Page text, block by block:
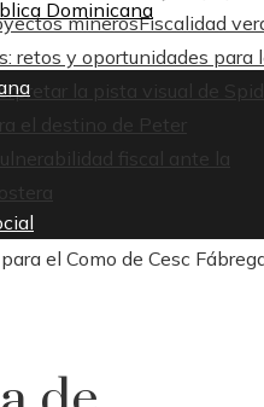
minerosFiscalidad
retos y oportunidades para
la pista visual de
el destino de Peter
fiscal ante la
el Como de Cesc